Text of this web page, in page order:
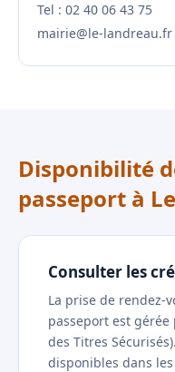
Tel : 02 40 06 43 75
mairie@le-landreau.fr
Disponibilité
passeport à
Consulter les
La prise de rendez-
passeport est gérée
des Titres
disponibles dans